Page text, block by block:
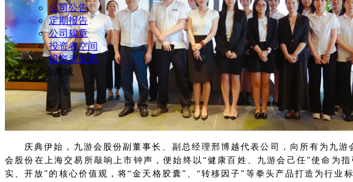
公司公告
定期报告
公司规章
投资者空间
投资者关系
九游会商城
庆典伊始，九游会股份副董事长、副总经理邢博越代表公司，向所有为九
会股份在上海交易所敲响上市钟声，便始终以“健康百姓、九游会己任”使命为
实、开放”的核心价值观，将“金天格胶囊”、“转移因子”等拳头产品打造为行